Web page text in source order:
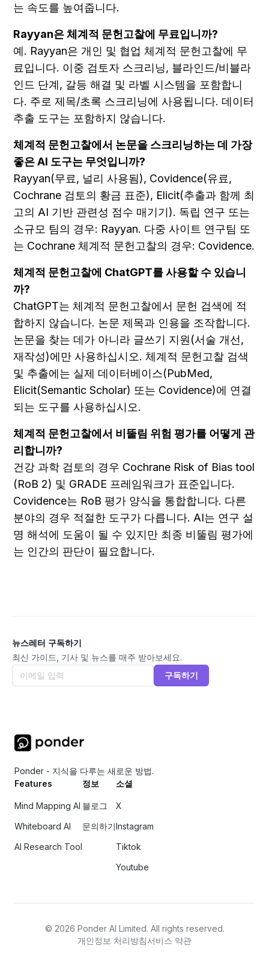
는 속도를 높여줍니다.
Rayyan은 체계적 문헌고찰에 무료입니까?
예. Rayyan은 개인 및 협업 체계적 문헌고찰에 무
료입니다. 이중 검토자 스크리닝, 블라인드/비블라
인드 단계, 갈등 해결 및 라벨 시스템을 포함합니
다. 주로 제목/초록 스크리닝에 사용됩니다. 데이터
추출 도구는 포함하지 않습니다.
체계적 문헌고찰에서 논문을 스크리닝하는 데 가장
좋은 AI 도구는 무엇입니까?
Rayyan(무료, 널리 사용됨), Covidence(유료,
Cochrane 검토의 황금 표준), Elicit(추출과 함께 최
고의 AI 기반 관련성 점수 매기기). 독립 연구 또는
소규모 팀의 경우: Rayyan. 다중 사이트 연구팀 또
는 Cochrane 체계적 문헌고찰의 경우: Covidence.
체계적 문헌고찰에 ChatGPT를 사용할 수 있습니
까?
ChatGPT는 체계적 문헌고찰에서 문헌 검색에 적
합하지 않습니다. 논문 제목과 인용을 조작합니다.
논문을 찾는 데가 아니라 글쓰기 지원(서술 개선,
재작성)에만 사용하십시오. 체계적 문헌고찰 검색
및 추출에는 실제 데이터베이스(PubMed,
Elicit(Semantic Scholar) 또는 Covidence)에 연결
되는 도구를 사용하십시오.
체계적 문헌고찰에서 비뚤림 위험 평가를 어떻게 관
리합니까?
건강 과학 검토의 경우 Cochrane Risk of Bias tool
(RoB 2) 및 GRADE 프레임워크가 표준입니다.
Covidence는 RoB 평가 양식을 통합합니다. 다른
분야의 경우 적절한 도구가 다릅니다. AI는 연구 설
명 해석에 도움이 될 수 있지만 최종 비뚤림 평가에
는 인간의 판단이 필요합니다.
뉴스레터 구독하기
최신 가이드, 기사 및 뉴스를 매주 받아보세요.
구독하기
Ponder - 지식을 다루는 새로운 방법.
Features
Mind Mapping AI
Whiteboard AI
AI Research Tool
정보
블로그
문의하기
소셜
X
Instagram
Tiktok
Youtube
© 2026 Ponder AI Limited. All rights reserved.
개인정보 처리방침서비스 약관